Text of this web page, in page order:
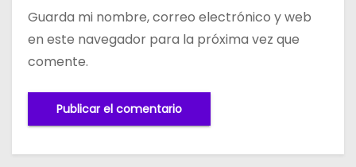
Guarda mi nombre, correo electrónico y web
en este navegador para la próxima vez que
comente.